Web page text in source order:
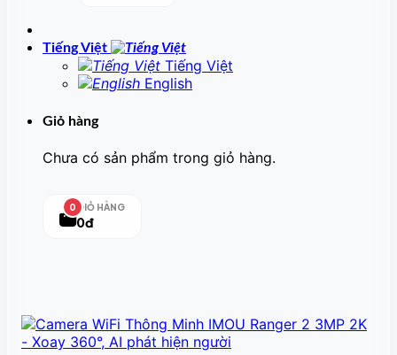
Tiếng Việt
Tiếng Việt
English
Giỏ hàng
Chưa có sản phẩm trong giỏ hàng.
0 GIỎ HÀNG
0đ